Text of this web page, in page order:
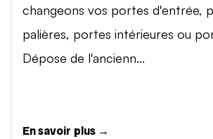
changeons vos portes d'entrée,
palières, portes intérieures ou
Dépose de l'ancienn...
En savoir plus →